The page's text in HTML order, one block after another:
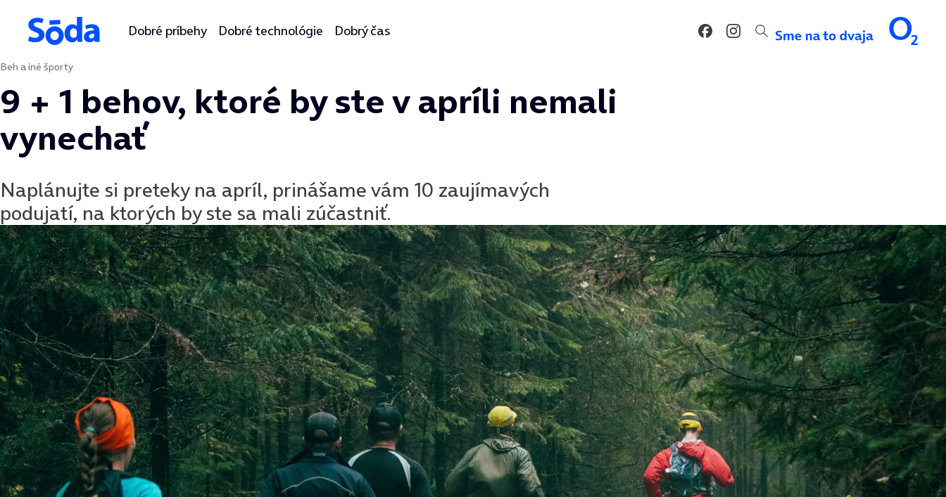
Preskočiť na obsah
Dobré príbehy Dobré technológie Dobrý čas
Beh a iné športy
9 + 1 behov, ktoré by ste v apríli nemali
vynechať
Naplánujte si preteky na apríl, prinášame vám 10 zaujímavých
podujatí, na ktorých by ste sa mali zúčastniť.